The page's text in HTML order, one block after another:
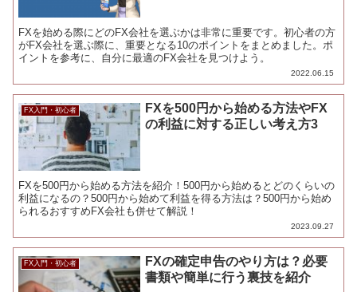
FXを始める際にどのFX会社を選ぶかは非常に重要です。初心者の方
がFX会社を選ぶ際に、重要となる10のポイントをまとめました。ポ
イントを参考に、自分に最適のFX会社を見つけよう。
2022.06.15
FX入門・初心者
FXを500円から始める方法やFX
の利益に対する正しい考え方3
FXを500円から始める方法を紹介！500円から始めるとどのくらいの
利益になるの？500円から始めて利益を得る方法は？500円から始め
られるおすすめFX会社も併せて解説！
2023.09.27
FX入門・初心者
FXの確定申告のやり方は？必要
書類や簡単に行う裏技を紹介